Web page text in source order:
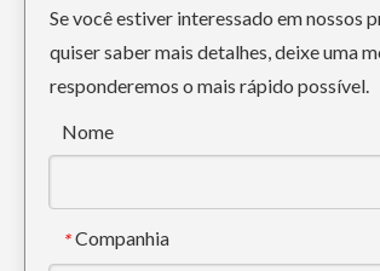
Dente da escavadeira Komatsu PC300 Tiger para escavação 207-70-14151TL
Se você estiver interessado em nossos
quiser saber mais detalhes, deixe uma
responderemos o mais rápido possível.
Nome
* Companhia